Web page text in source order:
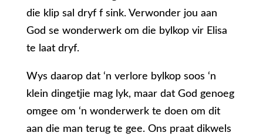
die klip sal dryf f sink. Verwonder jou aan
God se wonderwerk om die bylkop vir Elisa
te laat dryf.
Wys daarop dat ‘n verlore bylkop soos ‘n
klein dingetjie mag lyk, maar dat God genoeg
omgee om ‘n wonderwerk te doen om dit
aan die man terug te gee. Ons praat dikwels